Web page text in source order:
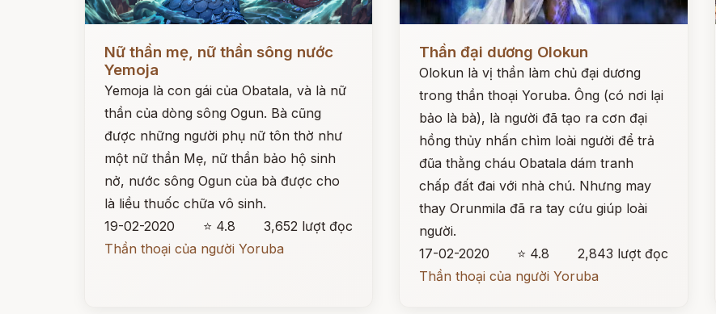
Nữ thần mẹ, nữ thần sông nước
Yemoja
Yemoja là con gái của Obatala, và là nữ
thần của dòng sông Ogun. Bà cũng
được những người phụ nữ tôn thờ như
một nữ thần Mẹ, nữ thần bảo hộ sinh
nở, nước sông Ogun của bà được cho
là liều thuốc chữa vô sinh.
19-02-2020
⭐ 4.8
3,652 lượt đọc
Thần thoại của người Yoruba
Đọc ngay
Thần đại dương Olokun
Olokun là vị thần làm chủ đại dương
trong thần thoại Yoruba. Ông (có nơi lại
bảo là bà), là người đã tạo ra cơn đại
hồng thủy nhấn chìm loài người để trả
đũa thằng cháu Obatala dám tranh
chấp đất đai với nhà chú. Nhưng may
thay Orunmila đã ra tay cứu giúp loài
người.
17-02-2020
⭐ 4.8
2,843 lượt đọc
Thần thoại của người Yoruba